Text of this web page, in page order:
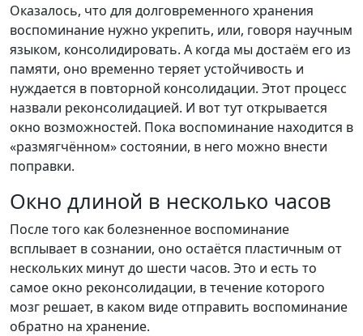
Оказалось, что для долговременного хранения
воспоминание нужно укрепить, или, говоря научным
языком, консолидировать. А когда мы достаём его из
памяти, оно временно теряет устойчивость и
нуждается в повторной консолидации. Этот процесс
назвали реконсолидацией. И вот тут открывается
окно возможностей. Пока воспоминание находится в
«размягчённом» состоянии, в него можно внести
поправки.
Окно длиной в несколько часов
После того как болезненное воспоминание
всплывает в сознании, оно остаётся пластичным от
нескольких минут до шести часов. Это и есть то
самое окно реконсолидации, в течение которого
мозг решает, в каком виде отправить воспоминание
обратно на хранение.